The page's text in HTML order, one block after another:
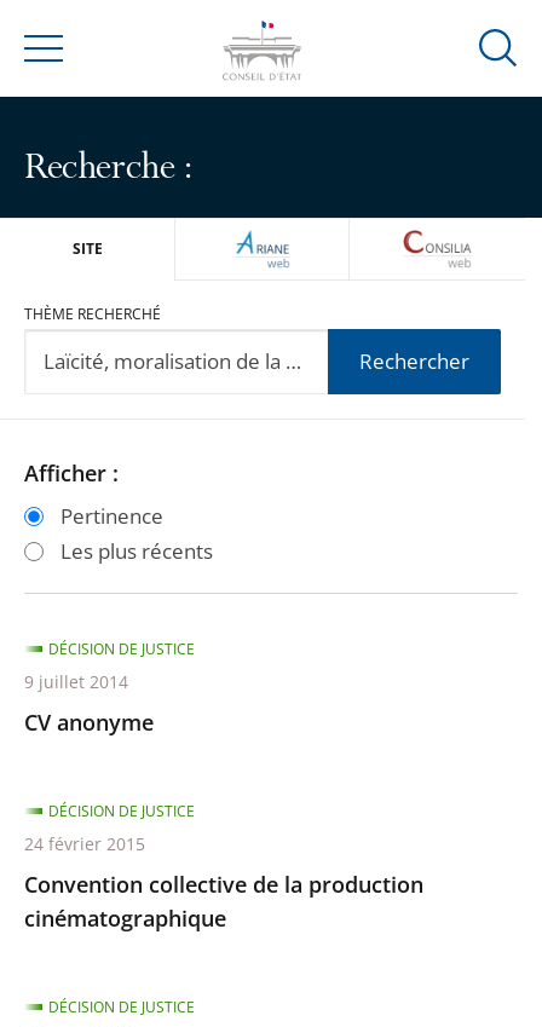
Menu
Ouvrir
Recherche :
SITE ARIANEWEB
THÈME RECHERCHÉ
Rechercher
Passer
les
filtres
après
Passer
les
filtres
avant
Afficher :
Pertinence
Les plus récents
CV anonyme
DÉCISION DE JUSTICE
9 juillet 2014
Convention collective de la production
cinématographique
DÉCISION DE JUSTICE
24 février 2015
DÉCISION DE JUSTICE